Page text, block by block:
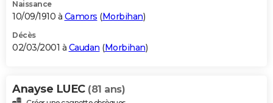
Naissance
10/09/1910 à Camors (Morbihan)
Décès
02/03/2001 à Caudan (Morbihan)
Anayse LUEC (81 ans)